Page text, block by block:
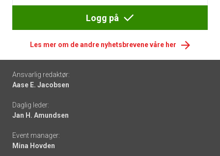
Logg på
Les mer om de andre nyhetsbrevene våre her
Footer
-
links
Ansvarlig redaktør:
Aase E. Jacobsen
Daglig leder:
Jan H. Amundsen
Event manager:
Mina Hovden